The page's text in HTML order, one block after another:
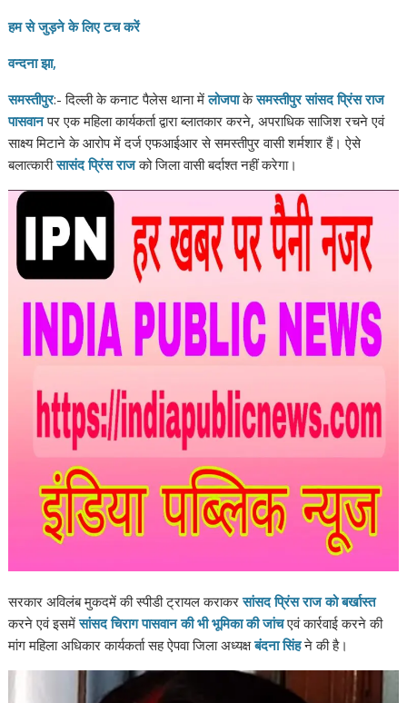
हम से जुड़ने के लिए टच करें
वन्दना झा,
समस्तीपुर:- दिल्ली के कनाट पैलेस थाना मेंलोजपाकेसमस्तीपुर सांसद प्रिंस राज
पासवानपर एक महिला कार्यकर्ता द्वारा ब्लातकार करने, अपराधिक साजिश रचने एवं
साक्ष्य मिटाने के आरोप में दर्ज एफआईआर से समस्तीपुर वासी शर्मशार हैं। ऐसे
बलात्कारीसासंद प्रिंस राजको जिला वासी बर्दाश्त नहीं करेगा।
सरकार अविलंब मुकदमें की स्पीडी ट्रायल कराकरसांसद प्रिंस राज को बर्खास्त
करने एवं इसमेंसांसद चिराग पासवान की भी भूमिका की जांचएवं कार्रवाई करने की
मांग महिला अधिकार कार्यकर्ता सह ऐपवा जिला अध्यक्षबंदना सिंहने की है।